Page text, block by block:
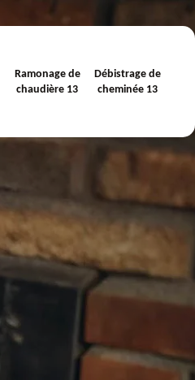
Ramonage de
chaudière 13
Débistrage de
cheminée 13